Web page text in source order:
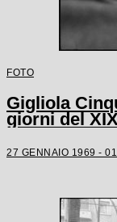
FOTO
Gigliola
giorni del
27 GENNAIO 1969 -